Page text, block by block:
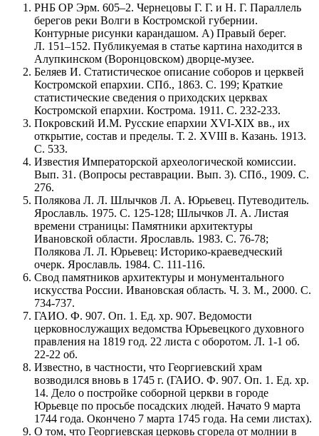
РНБ ОР Эрм. 605–2. Чернецовы Г. Г. и Н. Г. Параллель
берегов реки Волги в Костромской губернии.
Контурные рисунки карандашом. А) Правый берег.
Л. 151–152. Публикуемая в статье картина находится в
Алупкинском (Воронцовском) дворце-музее.
Беляев И. Статистическое описание соборов и церквей
Костромской епархии. СПб., 1863. С. 199; Краткие
статистические сведения о приходских церквах
Костромской епархии. Кострома. 1911. С. 232-233.
Покровский И.М. Русские епархии XVI-XIX вв., их
открытие, состав и пределы. Т. 2. XVIII в. Казань. 1913.
С. 533.
Известия Императорской археологической комиссии.
Вып. 31. (Вопросы реставрации. Вып. 3). СПб., 1909. С.
276.
Полякова Л. Л. Шлычков Л. А. Юрьевец. Путеводитель.
Ярославль. 1975. С. 125-128; Шлычков Л. А. Листая
времени страницы: Памятники архитектуры
Ивановской области. Ярославль. 1983. С. 76-78;
Полякова Л. Л. Юрьевец: Историко-краеведческий
очерк. Ярославль. 1984. С. 111-116.
Свод памятников архитектуры и монументального
искусства России. Ивановская область. Ч. 3. М., 2000. С.
734-737.
ГАИО. Ф. 907. Оп. 1. Ед. хр. 907. Ведомости
церковнослужащих ведомства Юрьевецкого духовного
правления на 1819 год. 22 листа с оборотом. Л. 1-1 об.
22-22 об.
Известно, в частности, что Георгиевский храм
возводился вновь в 1745 г. (ГАИО. Ф. 907. Оп. 1. Ед. хр.
14. Дело о постройке соборной церкви в городе
Юрьевце по просьбе посадских людей. Начато 9 марта
1744 года. Окончено 7 марта 1745 года. На семи листах).
О том, что Георгиевская церковь сгорела от молнии в